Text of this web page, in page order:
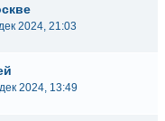
2024, 21:03
2024, 13:49